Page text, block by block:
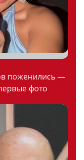
поженились —
фото